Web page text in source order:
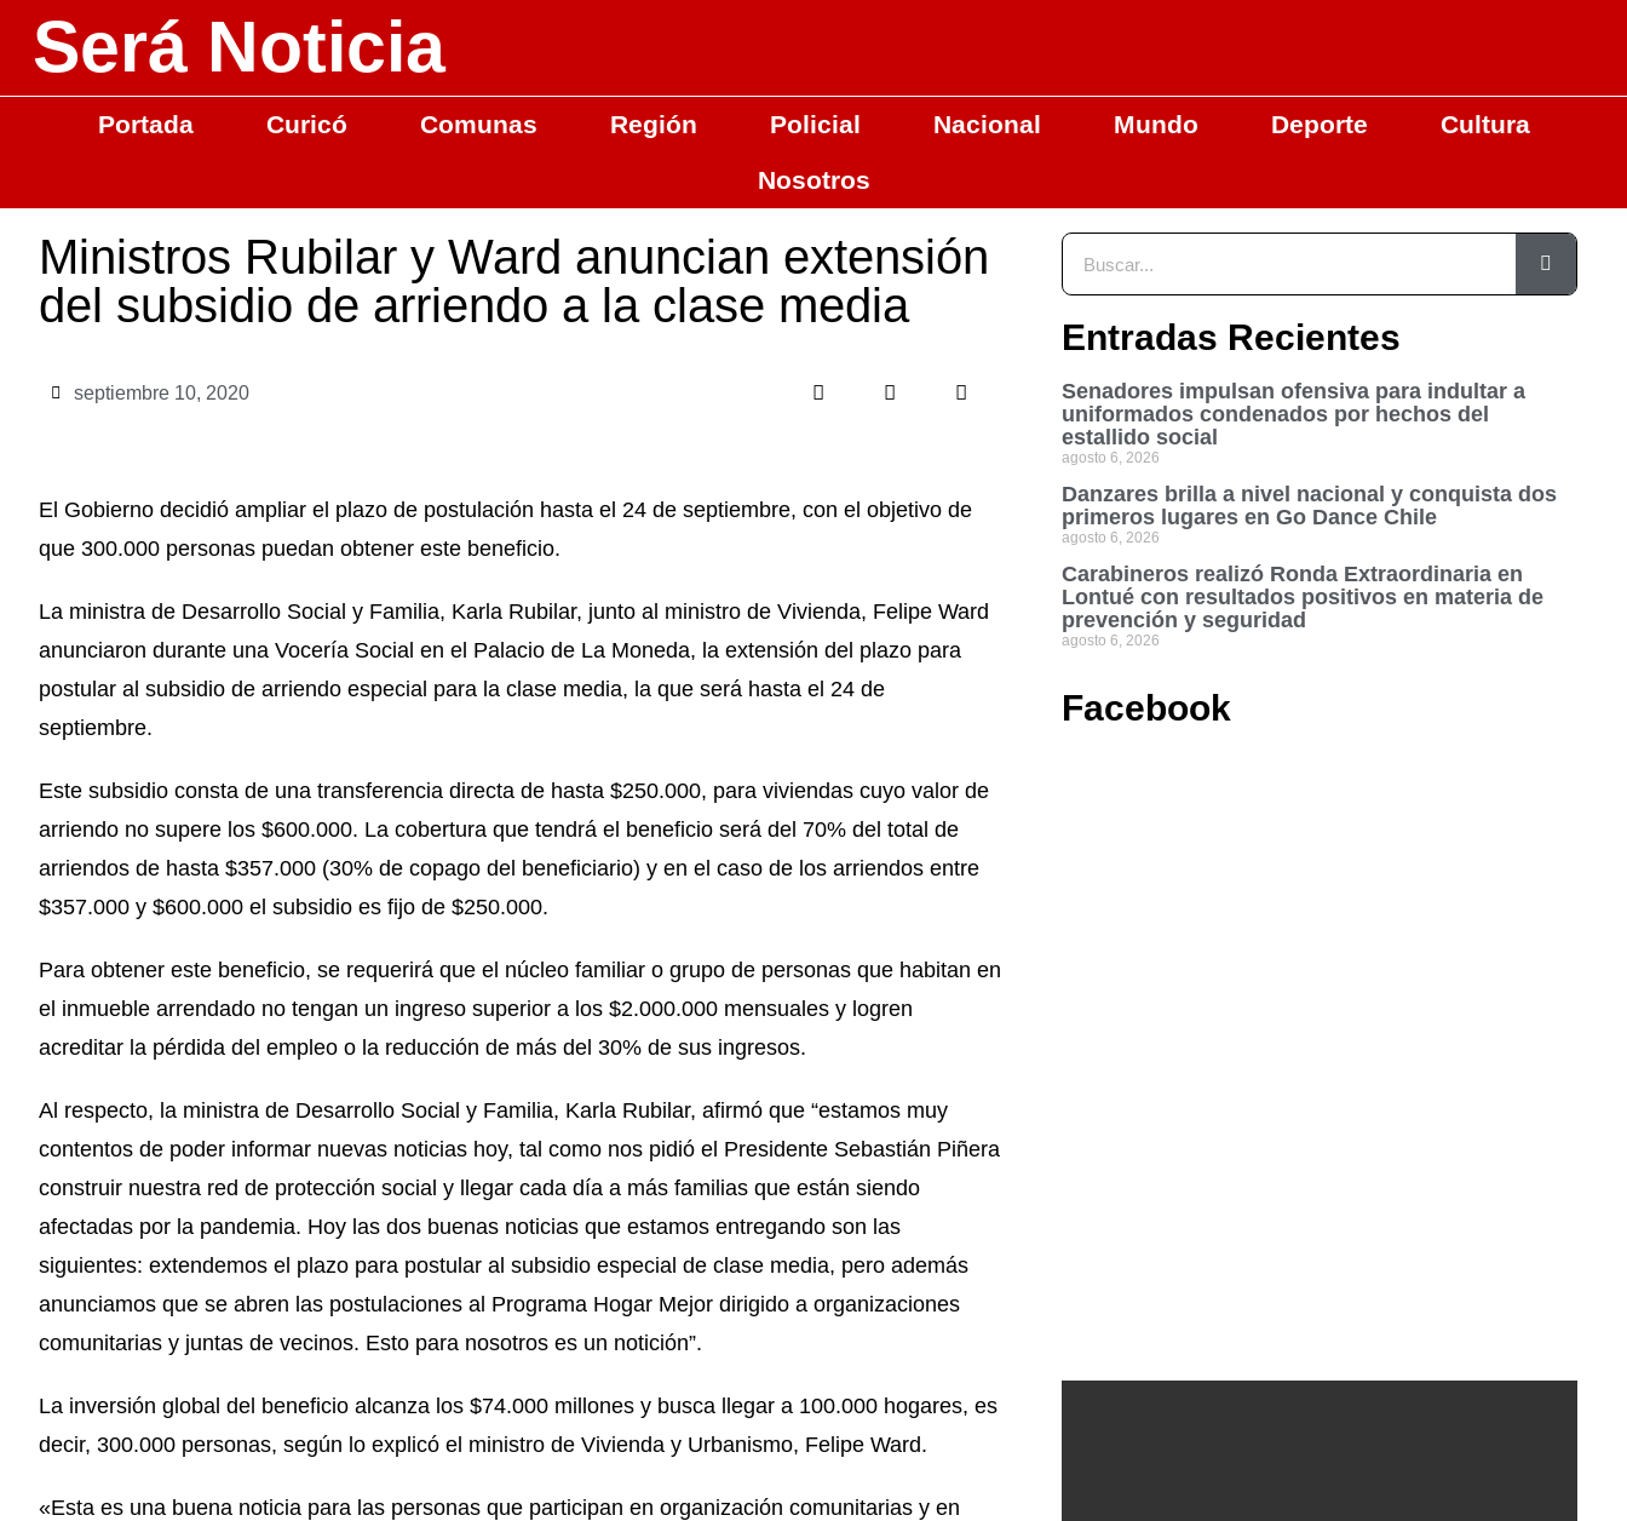
Será Noticia
Portada Curicó Comunas Región Policial Nacional Mundo Deporte
Cultura
Nosotros
Ministros Rubilar y Ward anuncian extensión
del subsidio de arriendo a la clase media
septiembre 10, 2020
El Gobierno decidió ampliar el plazo de postulación hasta el 24 de septiembre, con el objetivo de
que 300.000 personas puedan obtener este beneficio.
La ministra de Desarrollo Social y Familia, Karla Rubilar, junto al ministro de Vivienda, Felipe Ward
anunciaron durante una Vocería Social en el Palacio de La Moneda, la extensión del plazo para
postular al subsidio de arriendo especial para la clase media, la que será hasta el 24 de
septiembre.
Este subsidio consta de una transferencia directa de hasta $250.000, para viviendas cuyo valor de
arriendo no supere los $600.000. La cobertura que tendrá el beneficio será del 70% del total de
arriendos de hasta $357.000 (30% de copago del beneficiario) y en el caso de los arriendos entre
$357.000 y $600.000 el subsidio es fijo de $250.000.
Para obtener este beneficio, se requerirá que el núcleo familiar o grupo de personas que habitan en
el inmueble arrendado no tengan un ingreso superior a los $2.000.000 mensuales y logren
acreditar la pérdida del empleo o la reducción de más del 30% de sus ingresos.
Al respecto, la ministra de Desarrollo Social y Familia, Karla Rubilar, afirmó que “estamos muy
contentos de poder informar nuevas noticias hoy, tal como nos pidió el Presidente Sebastián Piñera
construir nuestra red de protección social y llegar cada día a más familias que están siendo
afectadas por la pandemia. Hoy las dos buenas noticias que estamos entregando son las
siguientes: extendemos el plazo para postular al subsidio especial de clase media, pero además
anunciamos que se abren las postulaciones al Programa Hogar Mejor dirigido a organizaciones
comunitarias y juntas de vecinos. Esto para nosotros es un notición”.
La inversión global del beneficio alcanza los $74.000 millones y busca llegar a 100.000 hogares, es
decir, 300.000 personas, según lo explicó el ministro de Vivienda y Urbanismo, Felipe Ward.
«Esta es una buena noticia para las personas que participan en organización comunitarias y en
Entradas Recientes
Senadores impulsan ofensiva para indultar a
uniformados condenados por hechos del
estallido social
agosto 6, 2026
Danzares brilla a nivel nacional y conquista dos
primeros lugares en Go Dance Chile
agosto 6, 2026
Carabineros realizó Ronda Extraordinaria en
Lontué con resultados positivos en materia de
prevención y seguridad
agosto 6, 2026
Facebook